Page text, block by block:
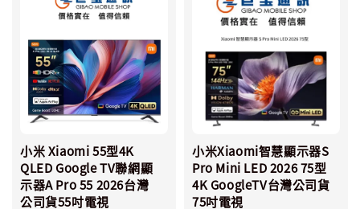
小米 Xiaomi 55型4K
QLED Google TV聯網顯
示器A Pro 55 2026台灣
公司貨55吋電視
小米Xiaomi智慧顯示器S
Pro Mini LED 2026 75型
4K GoogleTV台灣公司貨
75吋電視